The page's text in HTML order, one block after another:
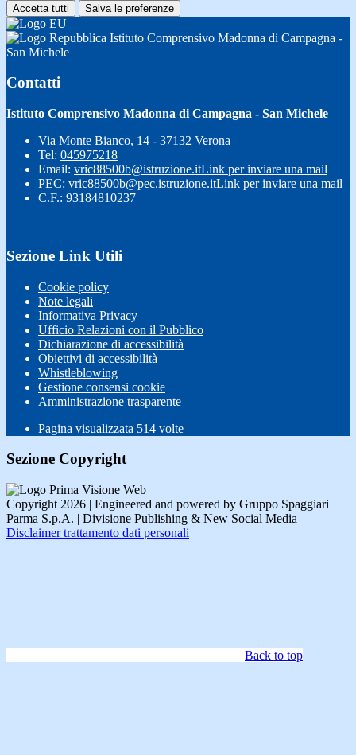
Accetta tutti Salva le preferenze
Istituto Comprensivo Madonna di Campagna -
San Michele
Contatti
Istituto Comprensivo Madonna di Campagna - San Michele
Via Monte Bianco, 14 - 37132 Verona
Tel: 045975218
Email: vric88500b@istruzione.itLink per inviare una mail
PEC: vric88500b@pec.istruzione.itLink per inviare una mail
C.F.: 93184810237
Sezione Link Utili
Cookie policy
Note legali
Informativa Privacy
Ufficio Relazioni con il Pubblico
Dichiarazione di accessibilità
Obiettivi di accessibilità
Whistleblowing
Gestione consensi cookie
Amministrazione trasparente
Pagina visualizzata 514 volte
Sezione Copyright
Copyright 2026 | Engineered and powered by Gruppo Spaggiari
Parma S.p.A. | Divisione Publishing & New Social Media
Disclaimer trattamento dati personali
Back to top